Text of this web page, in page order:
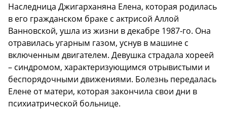
Наследница Джигарханяна Елена, которая родилась
в его гражданском браке с актрисой Аллой
Ванновской, ушла из жизни в декабре 1987-го. Она
отравилась угарным газом, уснув в машине с
включенным двигателем. Девушка страдала хореей
– синдромом, характеризующимся отрывистыми и
беспорядочными движениями. Болезнь передалась
Елене от матери, которая закончила свои дни в
психиатрической больнице.